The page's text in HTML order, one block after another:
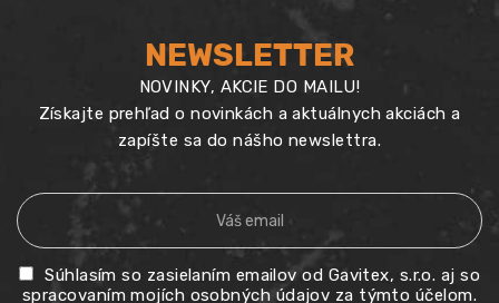
NEWSLETTER
NOVINKY, AKCIE DO MAILU!
Získajte prehľad o novinkách a aktuálnych akciách a
zapíšte sa do nášho newslettra.
Súhlasím so zasielaním emailov od Gavitex, s.r.o. aj so
spracovaním mojích osobných údajov za týmto účelom.